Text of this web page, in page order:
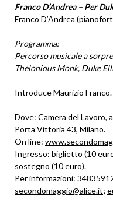
Franco D’Andrea – Per
Franco D’Andrea
Programma:
Percorso musicale a
Thelonious Monk, Duke
Introduce Maurizio Franco.
Dove: Camera del Lavoro,
Porta Vittoria 43, Milano.
On line:
Ingresso: biglietto (10
sostegno (10 euro).
Per informazioni:
secondomaggio@alice.it;